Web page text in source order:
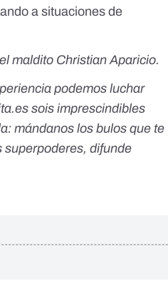
a situaciones de
maldito Christian Aparicio.
podemos luchar
sois imprescindibles
mándanos los bulos que te
superpoderes, difunde